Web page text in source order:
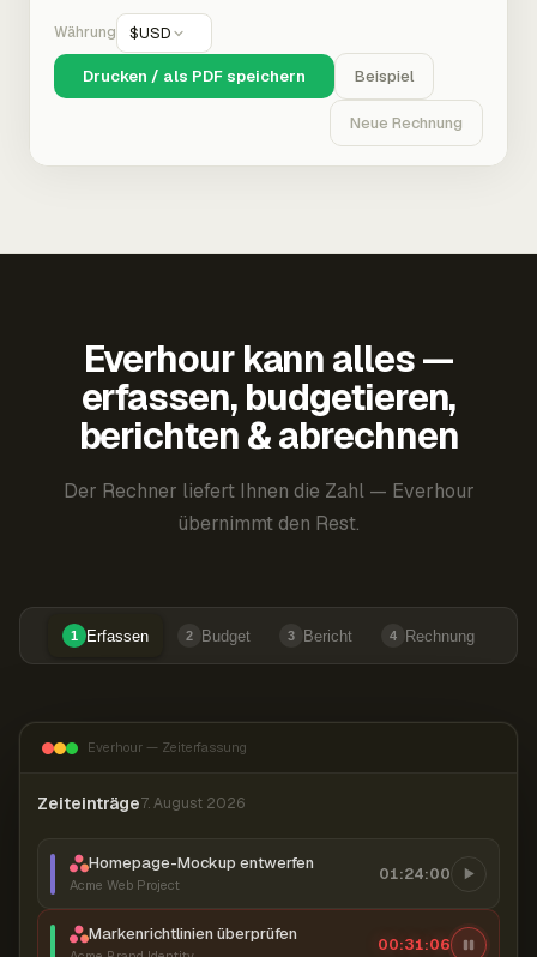
Währung $USD
Drucken / als PDF speichern Beispiel
Neue Rechnung
Everhour kann alles —
erfassen, budgetieren,
berichten & abrechnen
Der Rechner liefert Ihnen die Zahl — Everhour
übernimmt den Rest.
1 Erfassen 2 Budget 3 Bericht 4 Rechnung
Everhour — Zeiterfassung
Zeiteinträge7. August 2026
Homepage-Mockup entwerfen
Acme Web Project
01:24:00
Markenrichtlinien überprüfen 00:31:07